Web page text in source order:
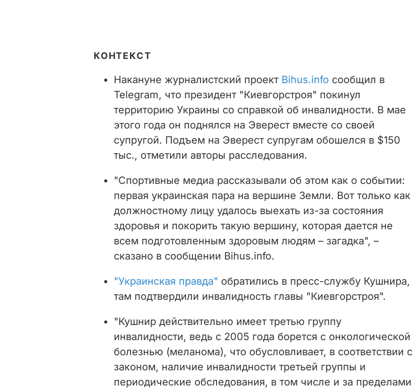
КОНТЕКСТ
Накануне журналистский проект Bihus.info сообщил в
Telegram, что президент "Киевгорстроя" покинул
территорию Украины со справкой об инвалидности. В мае
этого года он поднялся на Эверест вместе со своей
супругой. Подъем на Эверест супругам обошелся в $150
тыс., отметили авторы расследования.
"Спортивные медиа рассказывали об этом как о событии:
первая украинская пара на вершине Земли. Вот только как
должностному лицу удалось выехать из-за состояния
здоровья и покорить такую вершину, которая дается не
всем подготовленным здоровым людям – загадка", –
сказано в сообщении Bihus.info.
"Украинская правда" обратились в пресс-службу Кушнира,
там подтвердили инвалидность главы "Киевгорстроя".
"Кушнир действительно имеет третью группу
инвалидности, ведь с 2005 года борется с онкологической
болезнью (меланома), что обусловливает, в соответствии с
законом, наличие инвалидности третьей группы и
периодические обследования, в том числе и за пределами